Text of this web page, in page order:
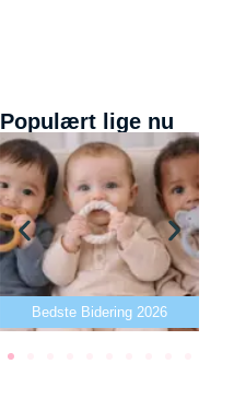
Populært lige nu
Bedste Bidering 2026